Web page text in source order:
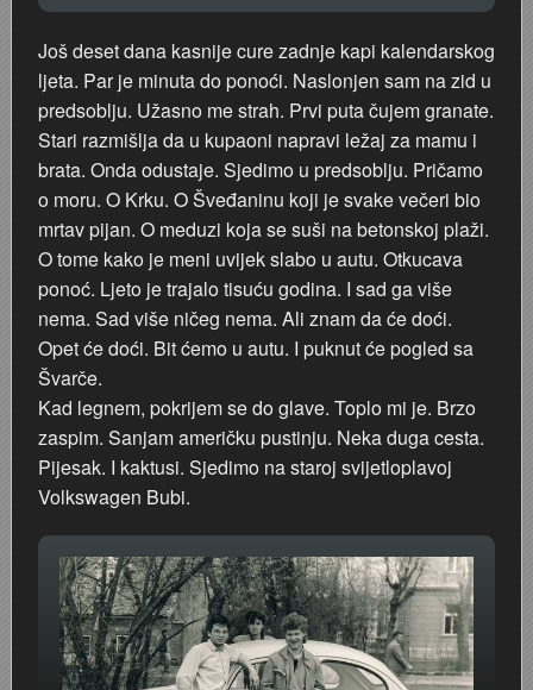
Još deset dana kasnije cure zadnje kapi kalendarskog
ljeta. Par je minuta do ponoći. Naslonjen sam na zid u
predsoblju. Užasno me strah. Prvi puta čujem granate.
Stari razmišlja da u kupaoni napravi ležaj za mamu i
brata. Onda odustaje. Sjedimo u predsoblju. Pričamo
o moru. O Krku. O Šveđaninu koji je svake večeri bio
mrtav pijan. O meduzi koja se suši na betonskoj plaži.
O tome kako je meni uvijek slabo u autu. Otkucava
ponoć. Ljeto je trajalo tisuću godina. I sad ga više
nema. Sad više ničeg nema. Ali znam da će doći.
Opet će doći. Bit ćemo u autu. I puknut će pogled sa
Švarče.
Kad legnem, pokrijem se do glave. Toplo mi je. Brzo
zaspim. Sanjam američku pustinju. Neka duga cesta.
Pijesak. I kaktusi. Sjedimo na staroj svijetloplavoj
Volkswagen Bubi.